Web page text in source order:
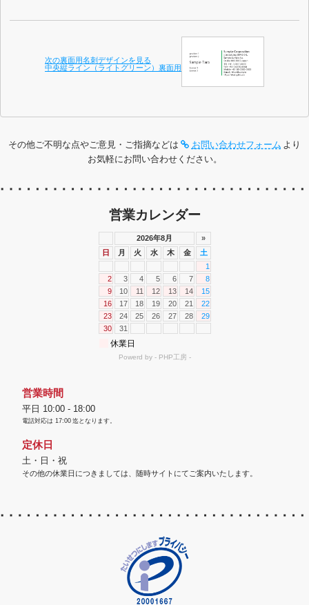
次の裏面用名刺デザインを見る
中央縦ライン（ライトグリーン）裏面用
その他ご不明な点やご意見・ご指摘などは お問い合わせフォーム より
お気軽にお問い合わせください。
営業カレンダー
営業時間
平日 10:00 - 18:00
電話対応は 17:00 迄となります。
定休日
土・日・祝
その他の休業日につきましては、随時サイトにてご案内いたします。